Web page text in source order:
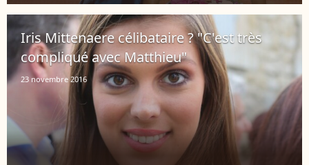
Iris Mittenaere célibataire ? "C'est très
compliqué avec Matthieu"
23 novembre 2016